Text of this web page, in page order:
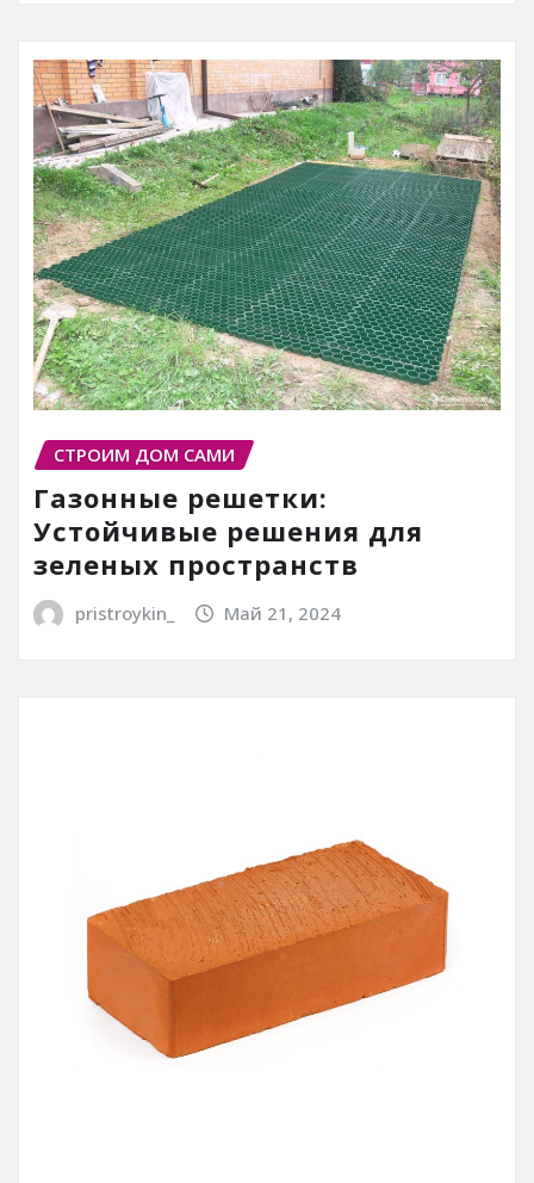
СТРОИМ ДОМ САМИ
Газонные решетки:
Устойчивые решения для
зеленых пространств
pristroykin_ Май 21, 2024